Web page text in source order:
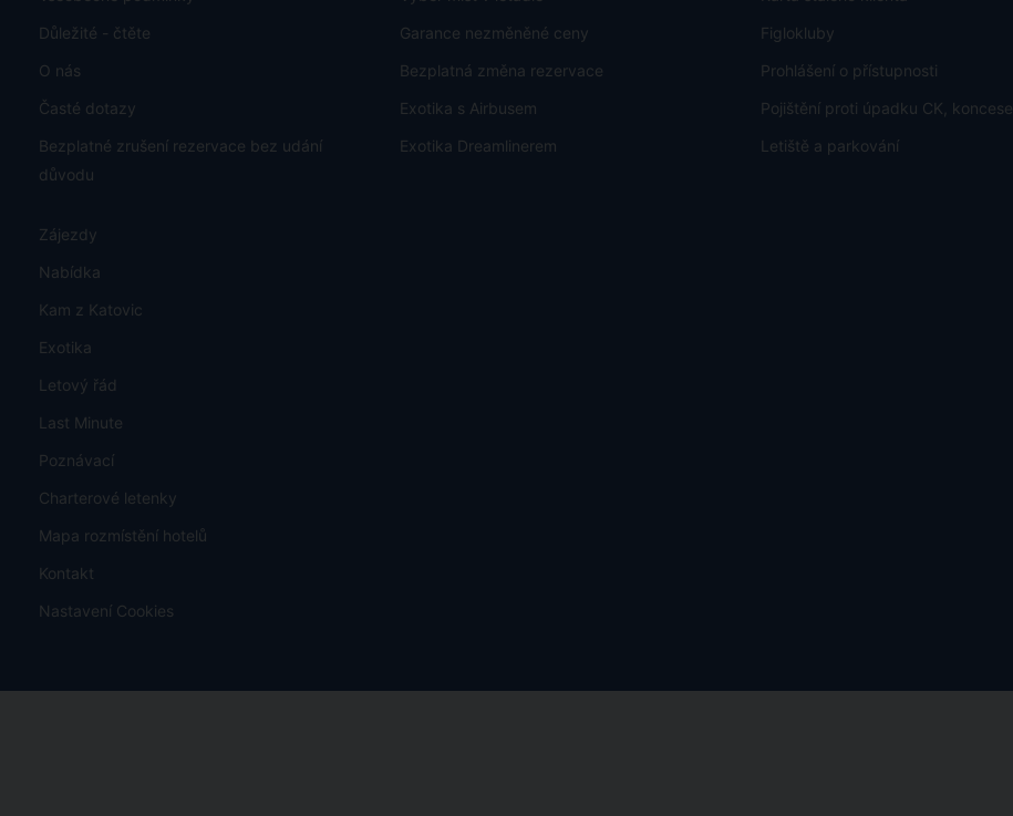
Důležité - čtěte
O nás
Časté dotazy
Bezplatné zrušení rezervace bez udání
důvodu
Garance nezměněné ceny
Bezplatná změna rezervace
Exotika s Airbusem
Exotika Dreamlinerem
Figlokluby
Prohlášení o přístupnosti
Pojištění proti úpadku CK, koncese
Letiště a parkování
Zájezdy
Nabídka
Kam z Katovic
Exotika
Letový řád
Last Minute
Poznávací
Charterové letenky
Mapa rozmístění hotelů
Kontakt
Nastavení Cookies